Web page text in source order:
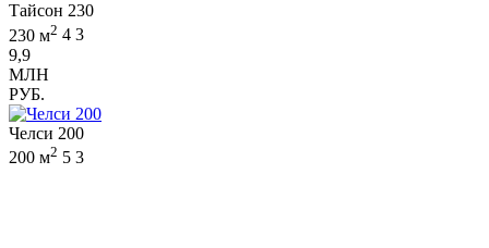
Тайсон 230
230 м2 4 3
9,9
МЛН
РУБ.
Челси 200
200 м2 5 3